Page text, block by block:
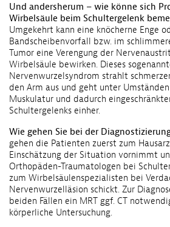
Und andersherum – wie könne sich
Wirbelsäule beim Schultergelenk
Umgekehrt kann eine knöcherne Enge
Bandscheibenvorfall bzw. im
Tumor eine Verengung der
Wirbelsäule bewirken. Dieses
Nervenwurzelsyndrom strahlt
den Arm aus und geht unter
Muskulatur und dadurch
Schultergelenks einher.
Wie gehen Sie bei der
gehen die Patienten zuerst zum
Einschätzung der Situation vornimmt
Orthopäden-Traumatologen bei
zum Wirbelsäulenspezialisten bei
Nervenwurzelläsion schickt. Zur
beiden Fällen ein MRT ggf. CT
körperliche Untersuchung.